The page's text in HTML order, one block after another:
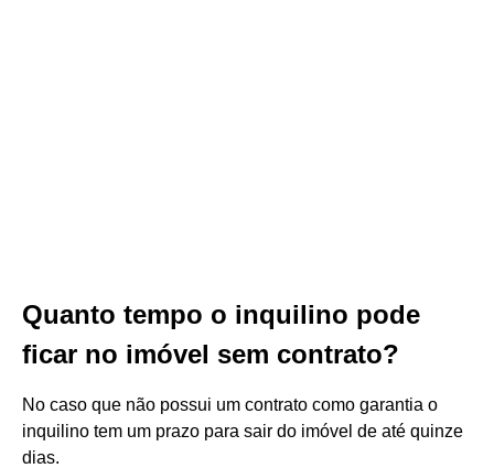
Quanto tempo o inquilino pode
ficar no imóvel sem contrato?
No caso que não possui um contrato como garantia o
inquilino tem um prazo para sair do imóvel de até quinze
dias.